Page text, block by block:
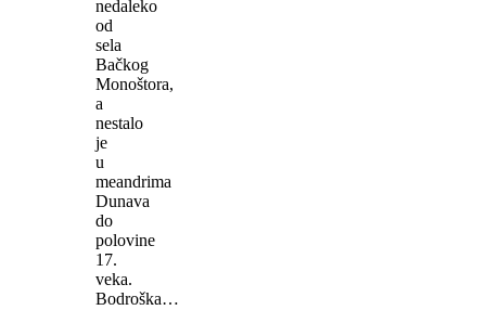
nedaleko
od
sela
Bačkog
Monoštora,
a
nestalo
je
u
meandrima
Dunava
do
polovine
17.
veka.
Bodroška…